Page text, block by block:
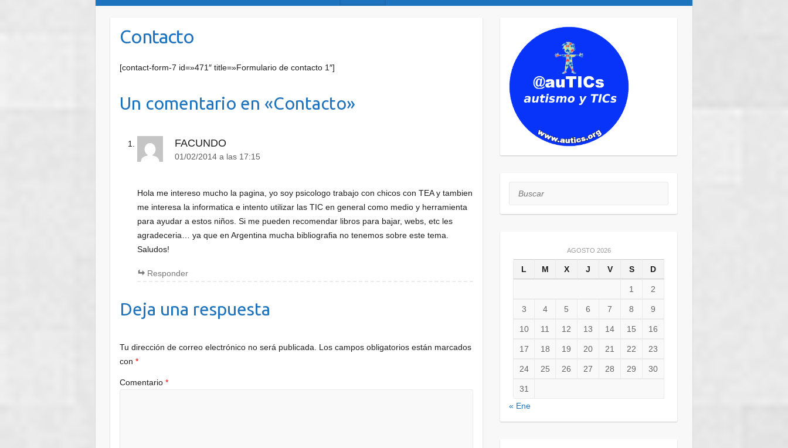
Contacto
[contact-form-7 id=»471″ title=»Formulario de contacto 1″]
Un comentario en «Contacto»
FACUNDO
01/02/2014 a las 17:15
Hola me intereso mucho la pagina, yo soy psicologo trabajo con chicos con TEA y tambien
me interesa la informatica e intento utilizar las TIC en general como medio y herramienta
para ayudar a estos niños. Si me pueden recomendar libros para bajar, webs, etc les
agradeceria… ya que en Argentina mucha bibliografia no tenemos sobre este tema.
Saludos!
Responder
Deja una respuesta
Tu dirección de correo electrónico no será publicada. Los campos obligatorios están marcados
con*
Comentario*
Buscar
AGOSTO 2026
L M X J V S D
1 2
3 4 5 6 7 8 9
10 11 12 13 14 15 16
17 18 19 20 21 22 23
24 25 26 27 28 29 30
31
« Ene